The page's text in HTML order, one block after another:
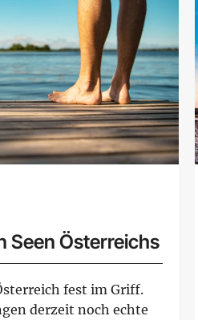
Seen Österreichs
fest im Griff.
derzeit noch echte